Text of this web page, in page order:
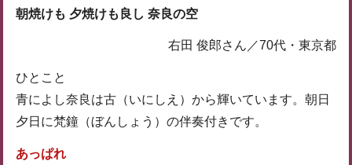
朝焼けも 夕焼けも良し 奈良の空
右田 俊郎さん／70代・東京都
ひとこと
青によし奈良は古（いにしえ）から輝いています。朝日
夕日に梵鐘（ぼんしょう）の伴奏付きです。
あっぱれ